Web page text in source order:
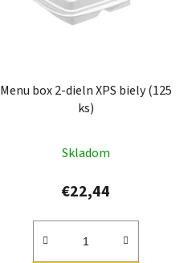
Menu box 2-dieln XPS biely (125
ks)
Skladom
€22,44